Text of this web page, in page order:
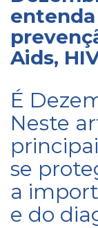
Aids,
É
Neste
se
a
e do